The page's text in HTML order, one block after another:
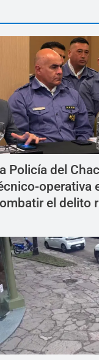
Policía del
operativa
el delito